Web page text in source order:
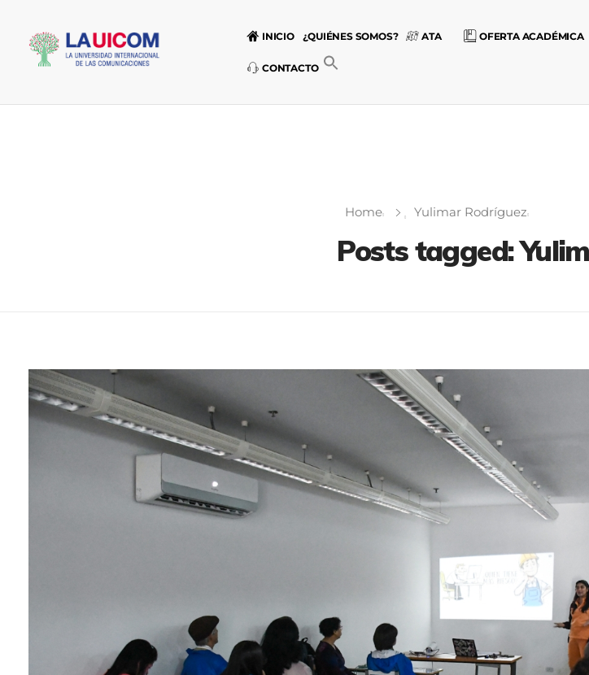
INICIO ¿QUIÉNES SOMOS? ATA OFERTA ACADÉMICA
CONTACTO
Home Yulimar Rodríguez
Posts tagged: